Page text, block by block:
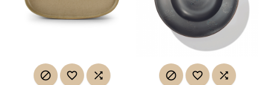
     